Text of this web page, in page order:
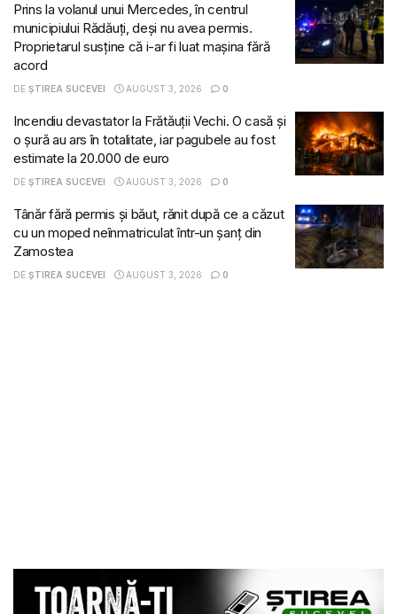
Prins la volanul unui Mercedes, în centrul
municipiului Rădăuți, deși nu avea permis.
Proprietarul susține că i-ar fi luat mașina fără
acord
DE ȘTIREA SUCEVEI AUGUST 3, 2026 0
Incendiu devastator la Frătăuții Vechi. O casă și
o șură au ars în totalitate, iar pagubele au fost
estimate la 20.000 de euro
DE ȘTIREA SUCEVEI AUGUST 3, 2026 0
Tânăr fără permis și băut, rănit după ce a căzut
cu un moped neînmatriculat într-un șanț din
Zamostea
DE ȘTIREA SUCEVEI AUGUST 3, 2026 0